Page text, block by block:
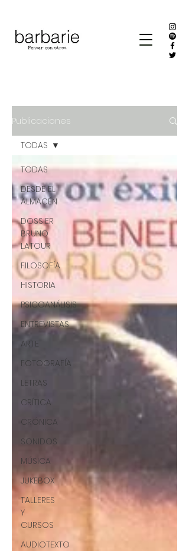
Publicaciones
TODAS
DESDE EL
ALMACÉN
DOSSIER
BRUNO
LATOUR
FILOSOFÍA
HISTORIA
PSICOANÁLISIS
ENTREVISTAS
ARTE
FOTOGRAFÍA
LETRAS
CRÍTICA
CRÓNICA
SONIDOS
MÚSICA
JUKEBOX
TALLERES
Y
CURSOS
AUDIOTEXTO
TODAS